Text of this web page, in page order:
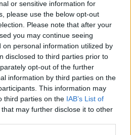
or sensitive information for
please use the below opt-out
Please note that after your
you may continue seeing
on personal information utilized by
disclosed to third parties prior to
opt-out of the further
information by third parties on the
This information may
third parties on the IAB’s List of
that may further disclose it to other
ant ledo sugrįžta ledo
– ir lietuviai Saulius
Reed. Vyrų laisvoji
medalių laimėtojus,
(Milanas-Kortina)